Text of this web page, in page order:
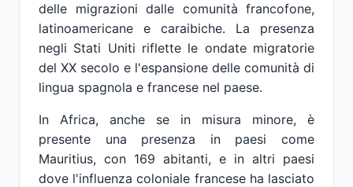
delle migrazioni dalle comunità francofone,
latinoamericane e caraibiche. La presenza
negli Stati Uniti riflette le ondate migratorie
del XX secolo e l'espansione delle comunità di
lingua spagnola e francese nel paese.
In Africa, anche se in misura minore, è
presente una presenza in paesi come
Mauritius, con 169 abitanti, e in altri paesi
dove l'influenza coloniale francese ha lasciato